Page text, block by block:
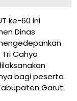
ke-60 ini
Dinas
Cahyo
bagi peserta
Garut.